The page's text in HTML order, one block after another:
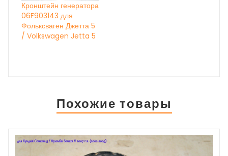
Кронштейн генератора
06F903143 для
Фольксваген Джетта 5
/ Volkswagen Jetta 5
Похожие товары